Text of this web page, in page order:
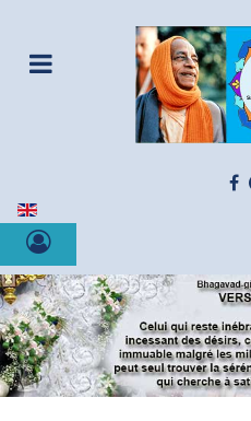
Sélectionnez votre langue